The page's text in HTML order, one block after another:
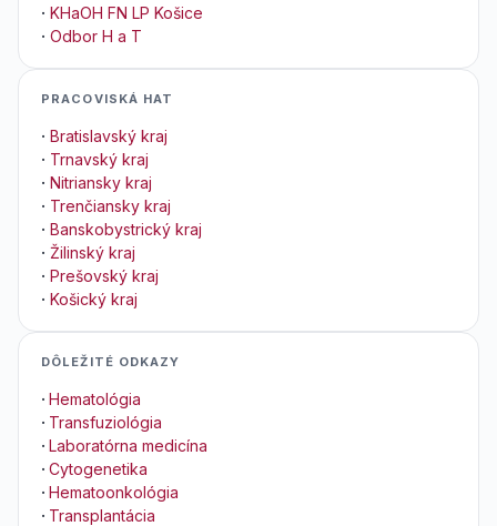
· KHaOH FN LP Košice
· Odbor H a T
PRACOVISKÁ HAT
· Bratislavský kraj
· Trnavský kraj
· Nitriansky kraj
· Trenčiansky kraj
· Banskobystrický kraj
· Žilinský kraj
· Prešovský kraj
· Košický kraj
DÔLEŽITÉ ODKAZY
· Hematológia
· Transfuziológia
· Laboratórna medicína
· Cytogenetika
· Hematoonkológia
· Transplantácia